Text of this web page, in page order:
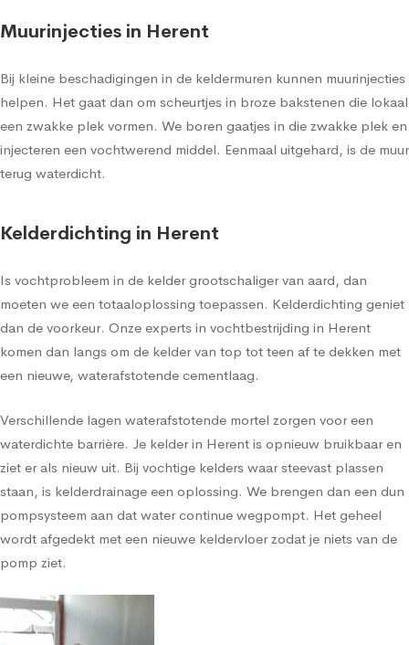
Muurinjecties in Herent
Bij kleine beschadigingen in de keldermuren kunnen muurinjecties
helpen. Het gaat dan om scheurtjes in broze bakstenen die lokaal
een zwakke plek vormen. We boren gaatjes in die zwakke plek en
injecteren een vochtwerend middel. Eenmaal uitgehard, is de muur
terug waterdicht.
Kelderdichting in Herent
Is vochtprobleem in de kelder grootschaliger van aard, dan
moeten we een totaaloplossing toepassen. Kelderdichting geniet
dan de voorkeur. Onze experts in vochtbestrijding in Herent
komen dan langs om de kelder van top tot teen af te dekken met
een nieuwe, waterafstotende cementlaag.
Verschillende lagen waterafstotende mortel zorgen voor een
waterdichte barrière. Je kelder in Herent is opnieuw bruikbaar en
ziet er als nieuw uit. Bij vochtige kelders waar steevast plassen
staan, is kelderdrainage een oplossing. We brengen dan een dun
pompsysteem aan dat water continue wegpompt. Het geheel
wordt afgedekt met een nieuwe keldervloer zodat je niets van de
pomp ziet.